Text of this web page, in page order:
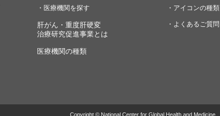
・医療機関を探す
肝がん・重度肝硬変
治療研究促進事業とは
医療機関の種類
・アイコンの種類
・よくあるご質問
Copyright © National Center for Global Health and Medicine.